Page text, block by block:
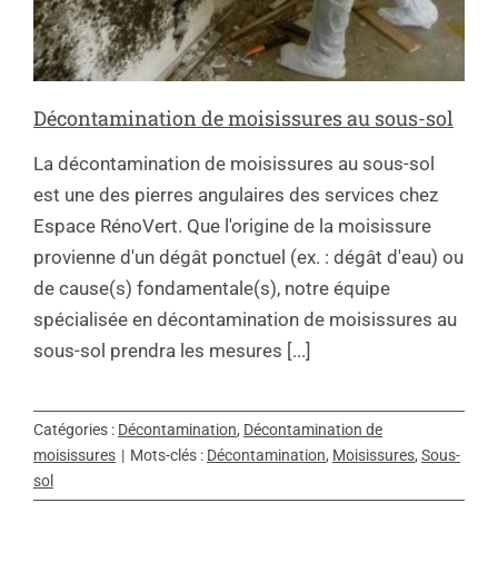
Décontamination de moisissures au sous-sol
La décontamination de moisissures au sous-sol
est une des pierres angulaires des services chez
Espace RénoVert. Que l'origine de la moisissure
provienne d'un dégât ponctuel (ex. : dégât d'eau) ou
de cause(s) fondamentale(s), notre équipe
spécialisée en décontamination de moisissures au
sous-sol prendra les mesures [...]
Catégories : Décontamination, Décontamination de
moisissures | Mots-clés : Décontamination, Moisissures, Sous-
sol